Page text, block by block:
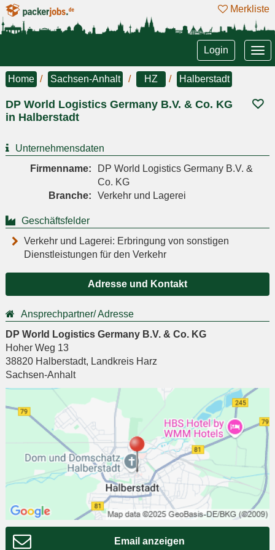
Merkliste
Login
Home Sachsen-Anhalt HZ Halberstadt
DP World Logistics Germany B.V. & Co. KG
in Halberstadt
Unternehmensdaten
Firmenname:
DP World Logistics Germany B.V. &
Co. KG
Branche:
Verkehr und Lagerei
Geschäftsfelder
Verkehr und Lagerei: Erbringung von sonstigen
Dienstleistungen für den Verkehr
Adresse und Kontakt
Ansprechpartner/ Adresse
DP World Logistics Germany B.V. & Co. KG
Hoher Weg 13
38820 Halberstadt, Landkreis Harz
Sachsen-Anhalt
Email anzeigen